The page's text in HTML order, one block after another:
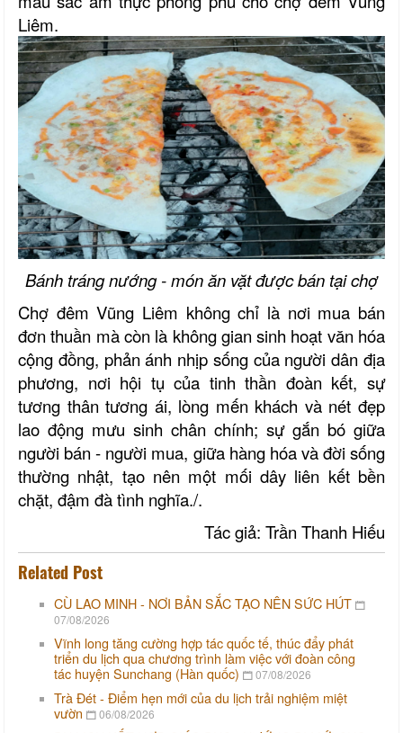
Liêm.
Bánh tráng nướng - món ăn vặt được bán tại chợ
Chợ đêm Vũng Liêm không chỉ là nơi mua bán
đơn thuần mà còn là không gian sinh hoạt văn hóa
cộng đồng, phản ánh nhịp sống của người dân địa
phương, nơi hội tụ của tinh thần đoàn kết, sự
tương thân tương ái, lòng mến khách và nét đẹp
lao động mưu sinh chân chính; sự gắn bó giữa
người bán - người mua, giữa hàng hóa và đời sống
thường nhật, tạo nên một mối dây liên kết bền
chặt, đậm đà tình nghĩa./.
Tác giả: Trần Thanh Hiếu
Related Post
CÙ LAO MINH - NƠI BẢN SẮC TẠO NÊN SỨC HÚT
07/08/2026
Vĩnh long tăng cường hợp tác quốc tế, thúc đẩy phát
triển du lịch qua chương trình làm việc với đoàn công
tác huyện Sunchang (Hàn quốc)
07/08/2026
Trà Đét - Điểm hẹn mới của du lịch trải nghiệm miệt
vườn
06/08/2026